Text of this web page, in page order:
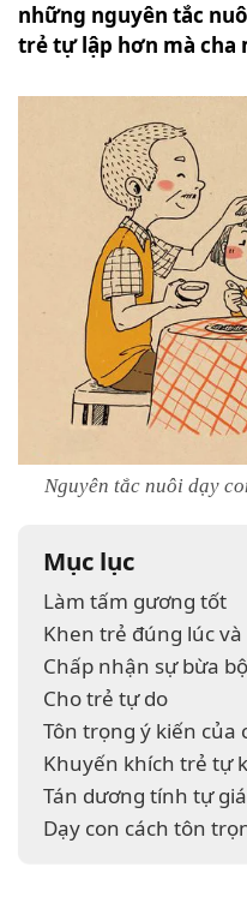
những nguyên tắc
trẻ tự lập hơn mà cha
Nguyên tắc nuôi dạy
Mục lục
Làm tấm gương tốt
Khen trẻ đúng lúc
Chấp nhận sự bừa
Cho trẻ tự do
Tôn trọng ý kiến của
Khuyến khích trẻ tự
Tán dương tính tự
Dạy con cách tôn